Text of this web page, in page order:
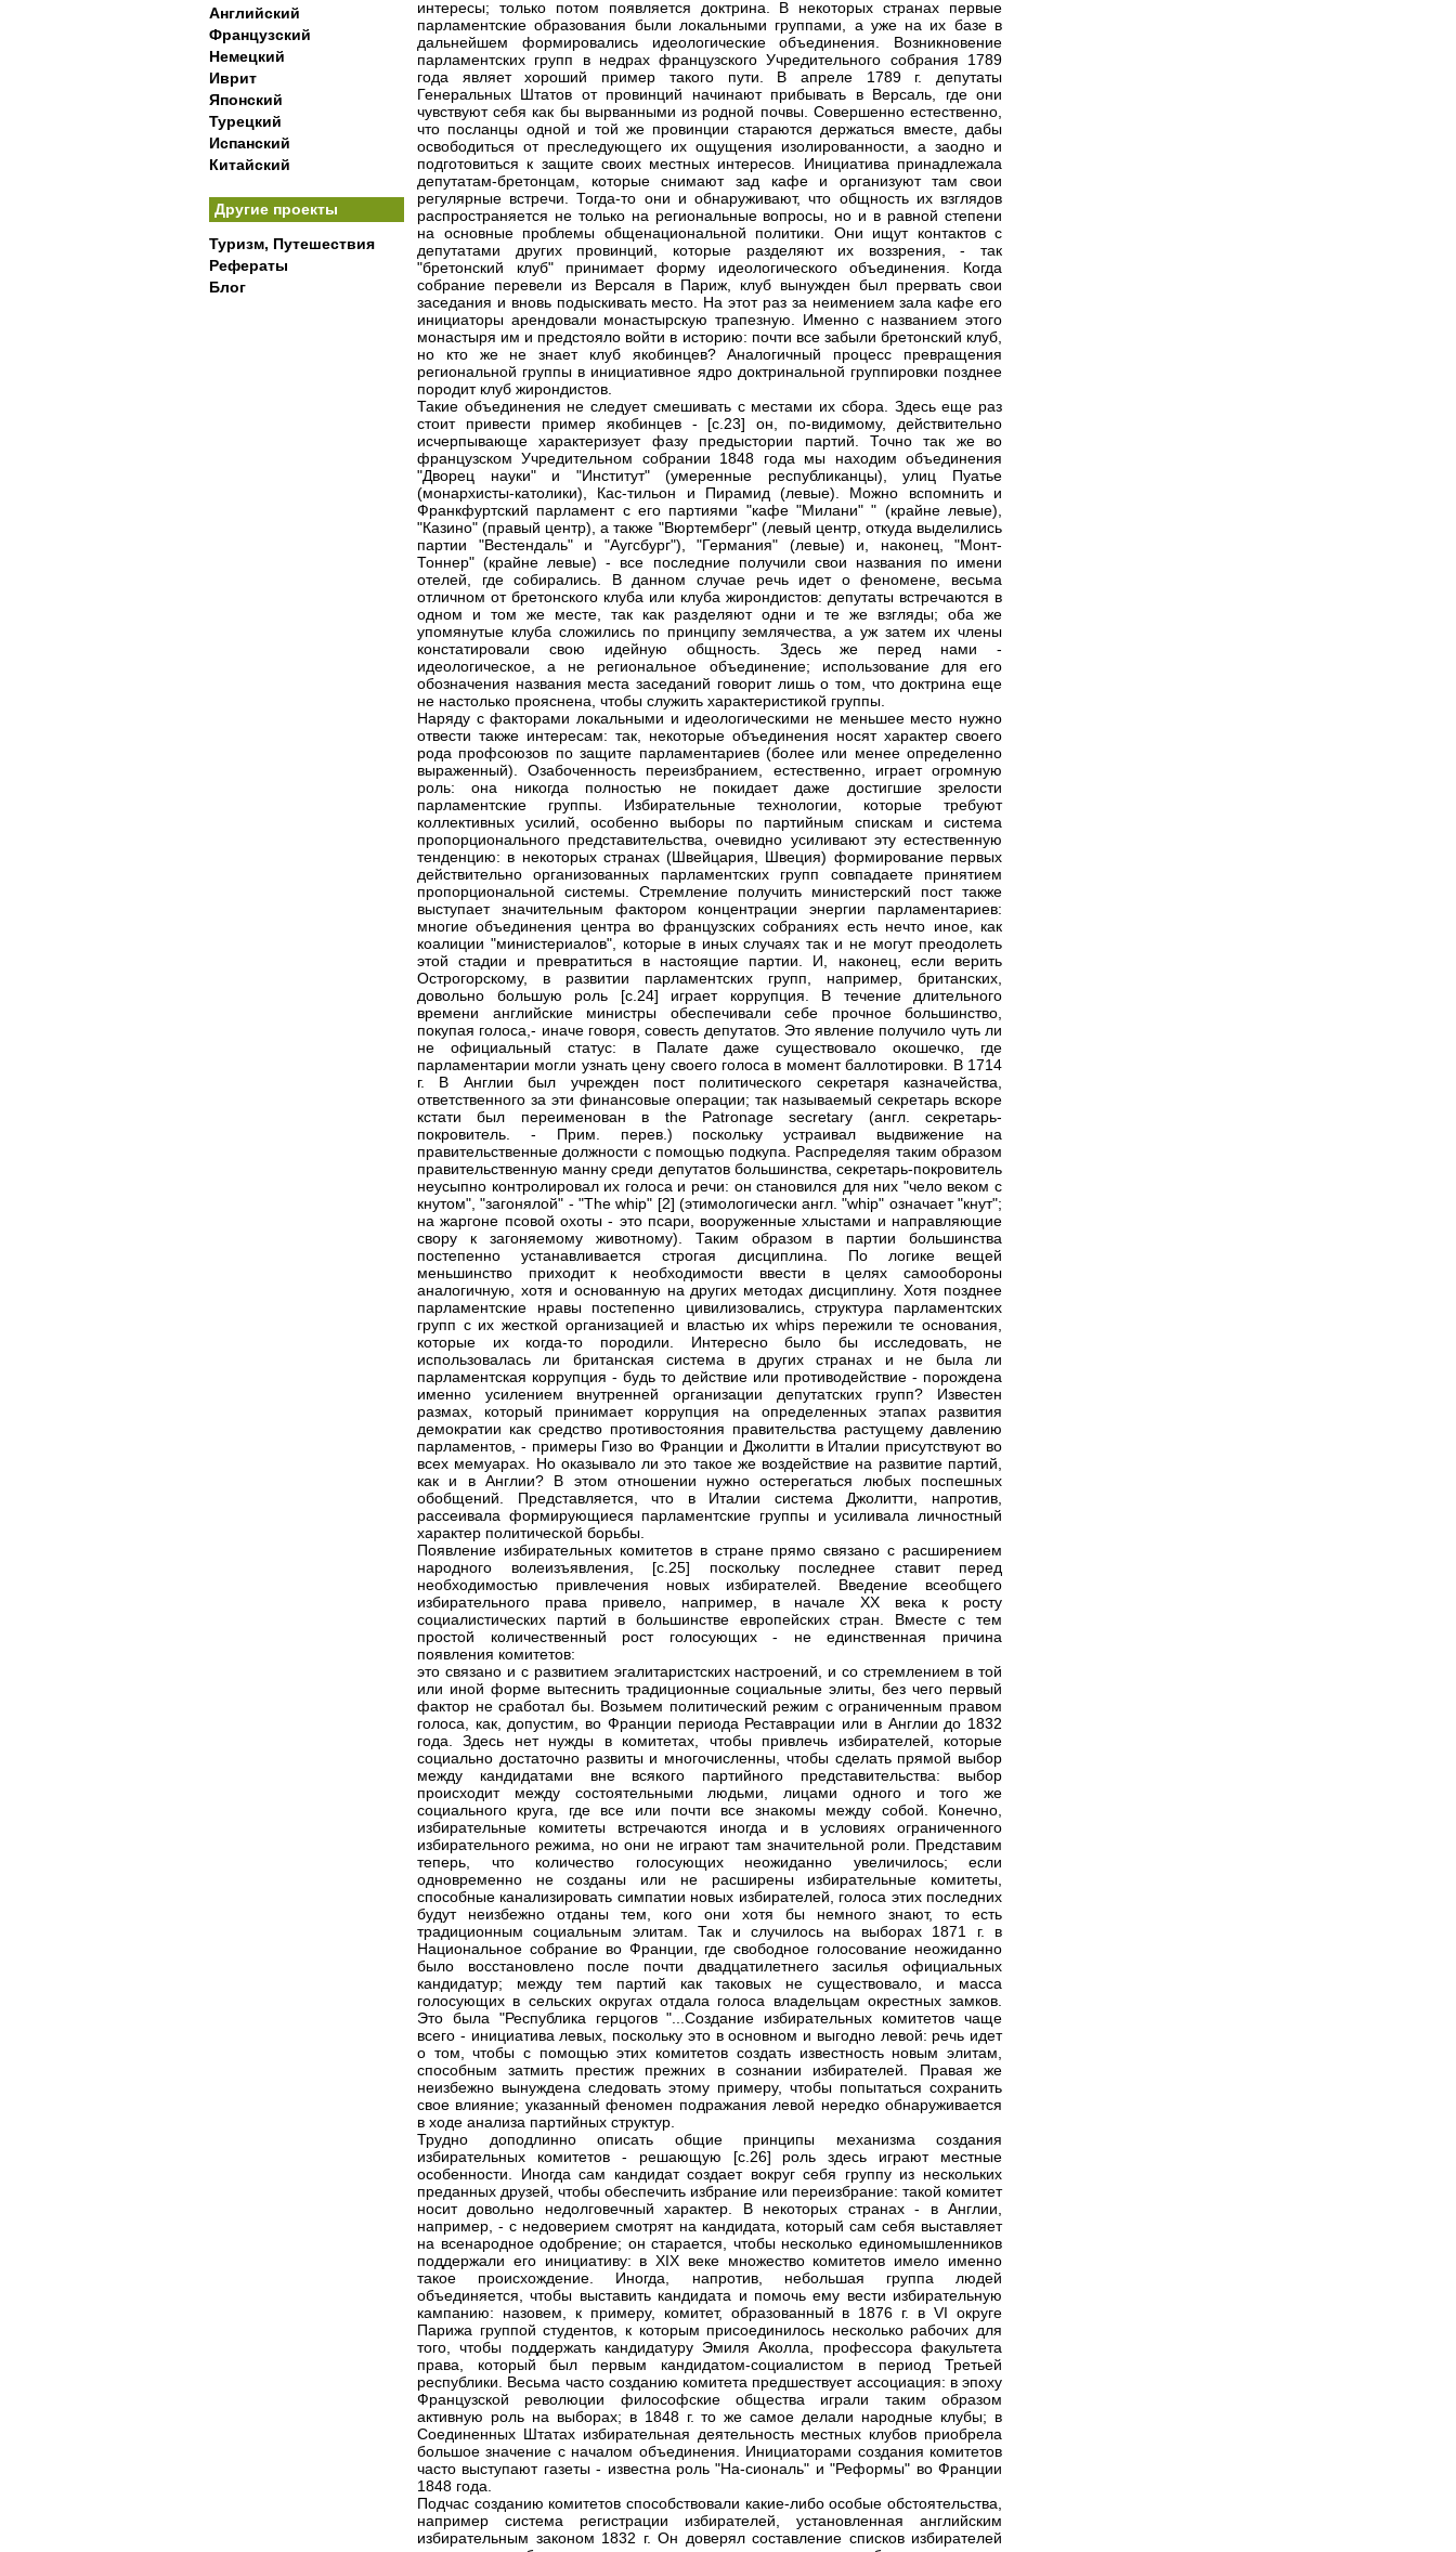
Английский
Французский
Немецкий
Иврит
Японский
Турецкий
Испанский
Китайский
Другие проекты
Туризм, Путешествия
Рефераты
Блог
интересы; только потом появляется доктрина. В некоторых странах первые
парламентские образования были локальными группами, а уже на их базе в
дальнейшем формировались идеологические объединения. Возникновение
парламентских групп в недрах французского Учредительного собрания 1789
года являет хороший пример такого пути. В апреле 1789 г. депутаты
Генеральных Штатов от провинций начинают прибывать в Версаль, где они
чувствуют себя как бы вырванными из родной почвы. Совершенно естественно,
что посланцы одной и той же провинции стараются держаться вместе, дабы
освободиться от преследующего их ощущения изолированности, а заодно и
подготовиться к защите своих местных интересов. Инициатива принадлежала
депутатам-бретонцам, которые снимают зад кафе и организуют там свои
регулярные встречи. Тогда-то они и обнаруживают, что общность их взглядов
распространяется не только на региональные вопросы, но и в равной степени
на основные проблемы общенациональной политики. Они ищут контактов с
депутатами других провинций, которые разделяют их воззрения, - так
"бретонский клуб" принимает форму идеологического объединения. Когда
собрание перевели из Версаля в Париж, клуб вынужден был прервать свои
заседания и вновь подыскивать место. На этот раз за неимением зала кафе его
инициаторы арендовали монастырскую трапезную. Именно с названием этого
монастыря им и предстояло войти в историю: почти все забыли бретонский клуб,
но кто же не знает клуб якобинцев? Аналогичный процесс превращения
региональной группы в инициативное ядро доктринальной группировки позднее
породит клуб жирондистов.
Такие объединения не следует смешивать с местами их сбора. Здесь еще раз
стоит привести пример якобинцев - [c.23] он, по-видимому, действительно
исчерпывающе характеризует фазу предыстории партий. Точно так же во
французском Учредительном собрании 1848 года мы находим объединения
"Дворец науки" и "Институт" (умеренные республиканцы), улиц Пуатье
(монархисты-католики), Кас-тильон и Пирамид (левые). Можно вспомнить и
Франкфуртский парламент с его партиями "кафе "Милани" " (крайне левые),
"Казино" (правый центр), а также "Вюртемберг" (левый центр, откуда выделились
партии "Вестендаль" и "Аугсбург"), "Германия" (левые) и, наконец, "Монт-
Тоннер" (крайне левые) - все последние получили свои названия по имени
отелей, где собирались. В данном случае речь идет о феномене, весьма
отличном от бретонского клуба или клуба жирондистов: депутаты встречаются в
одном и том же месте, так как разделяют одни и те же взгляды; оба же
упомянутые клуба сложились по принципу землячества, а уж затем их члены
констатировали свою идейную общность. Здесь же перед нами -
идеологическое, а не региональное объединение; использование для его
обозначения названия места заседаний говорит лишь о том, что доктрина еще
не настолько прояснена, чтобы служить характеристикой группы.
Наряду с факторами локальными и идеологическими не меньшее место нужно
отвести также интересам: так, некоторые объединения носят характер своего
рода профсоюзов по защите парламентариев (более или менее определенно
выраженный). Озабоченность переизбранием, естественно, играет огромную
роль: она никогда полностью не покидает даже достигшие зрелости
парламентские группы. Избирательные технологии, которые требуют
коллективных усилий, особенно выборы по партийным спискам и система
пропорционального представительства, очевидно усиливают эту естественную
тенденцию: в некоторых странах (Швейцария, Швеция) формирование первых
действительно организованных парламентских групп совпадаете принятием
пропорциональной системы. Стремление получить министерский пост также
выступает значительным фактором концентрации энергии парламентариев:
многие объединения центра во французских собраниях есть нечто иное, как
коалиции "министериалов", которые в иных случаях так и не могут преодолеть
этой стадии и превратиться в настоящие партии. И, наконец, если верить
Острогорскому, в развитии парламентских групп, например, британских,
довольно большую роль [c.24] играет коррупция. В течение длительного
времени английские министры обеспечивали себе прочное большинство,
покупая голоса,- иначе говоря, совесть депутатов. Это явление получило чуть ли
не официальный статус: в Палате даже существовало окошечко, где
парламентарии могли узнать цену своего голоса в момент баллотировки. В 1714
г. В Англии был учрежден пост политического секретаря казначейства,
ответственного за эти финансовые операции; так называемый секретарь вскоре
кстати был переименован в the Patronage seсretary (англ. секретарь-
покровитель. - Прим. перев.) поскольку устраивал выдвижение на
правительственные должности с помощью подкупа. Распределяя таким образом
правительственную манну среди депутатов большинства, секретарь-покровитель
неусыпно контролировал их голоса и речи: он становился для них "чело веком с
кнутом", "загонялой" - "The whip" [2] (этимологически англ. "whip" означает "кнут";
на жаргоне псовой охоты - это псари, вооруженные хлыстами и направляющие
свору к загоняемому животному). Таким образом в партии большинства
постепенно устанавливается строгая дисциплина. По логике вещей
меньшинство приходит к необходимости ввести в целях самообороны
аналогичную, хотя и основанную на других методах дисциплину. Хотя позднее
парламентские нравы постепенно цивилизовались, структура парламентских
групп с их жесткой организацией и властью их whips пережили те основания,
которые их когда-то породили. Интересно было бы исследовать, не
использовалась ли британская система в других странах и не была ли
парламентская коррупция - будь то действие или противодействие - порождена
именно усилением внутренней организации депутатских групп? Известен
размах, который принимает коррупция на определенных этапах развития
демократии как средство противостояния правительства растущему давлению
парламентов, - примеры Гизо во Франции и Джолитти в Италии присутствуют во
всех мемуарах. Но оказывало ли это такое же воздействие на развитие партий,
как и в Англии? В этом отношении нужно остерегаться любых поспешных
обобщений. Представляется, что в Италии система Джолитти, напротив,
рассеивала формирующиеся парламентские группы и усиливала личностный
характер политической борьбы.
Появление избирательных комитетов в стране прямо связано с расширением
народного волеизъявления, [c.25] поскольку последнее ставит перед
необходимостью привлечения новых избирателей. Введение всеобщего
избирательного права привело, например, в начале XX века к росту
социалистических партий в большинстве европейских стран. Вместе с тем
простой количественный рост голосующих - не единственная причина
появления комитетов:
это связано и с развитием эгалитаристских настроений, и со стремлением в той
или иной форме вытеснить традиционные социальные элиты, без чего первый
фактор не сработал бы. Возьмем политический режим с ограниченным правом
голоса, как, допустим, во Франции периода Реставрации или в Англии до 1832
года. Здесь нет нужды в комитетах, чтобы привлечь избирателей, которые
социально достаточно развиты и многочисленны, чтобы сделать прямой выбор
между кандидатами вне всякого партийного представительства: выбор
происходит между состоятельными людьми, лицами одного и того же
социального круга, где все или почти все знакомы между собой. Конечно,
избирательные комитеты встречаются иногда и в условиях ограниченного
избирательного режима, но они не играют там значительной роли. Представим
теперь, что количество голосующих неожиданно увеличилось; если
одновременно не созданы или не расширены избирательные комитеты,
способные канализировать симпатии новых избирателей, голоса этих последних
будут неизбежно отданы тем, кого они хотя бы немного знают, то есть
традиционным социальным элитам. Так и случилось на выборах 1871 г. в
Национальное собрание во Франции, где свободное голосование неожиданно
было восстановлено после почти двадцатилетнего засилья официальных
кандидатур; между тем партий как таковых не существовало, и масса
голосующих в сельских округах отдала голоса владельцам окрестных замков.
Это была "Республика герцогов "...Создание избирательных комитетов чаще
всего - инициатива левых, поскольку это в основном и выгодно левой: речь идет
о том, чтобы с помощью этих комитетов создать известность новым элитам,
способным затмить престиж прежних в сознании избирателей. Правая же
неизбежно вынуждена следовать этому примеру, чтобы попытаться сохранить
свое влияние; указанный феномен подражания левой нередко обнаруживается
в ходе анализа партийных структур.
Трудно доподлинно описать общие принципы механизма создания
избирательных комитетов - решающую [c.26] роль здесь играют местные
особенности. Иногда сам кандидат создает вокруг себя группу из нескольких
преданных друзей, чтобы обеспечить избрание или переизбрание: такой комитет
носит довольно недолговечный характер. В некоторых странах - в Англии,
например, - с недоверием смотрят на кандидата, который сам себя выставляет
на всенародное одобрение; он старается, чтобы несколько единомышленников
поддержали его инициативу: в XIX веке множество комитетов имело именно
такое происхождение. Иногда, напротив, небольшая группа людей
объединяется, чтобы выставить кандидата и помочь ему вести избирательную
кампанию: назовем, к примеру, комитет, образованный в 1876 г. в VI округе
Парижа группой студентов, к которым присоединилось несколько рабочих для
того, чтобы поддержать кандидатуру Эмиля Аколла, профессора факультета
права, который был первым кандидатом-социалистом в период Третьей
республики. Весьма часто созданию комитета предшествует ассоциация: в эпоху
Французской революции философские общества играли таким образом
активную роль на выборах; в 1848 г. то же самое делали народные клубы; в
Соединенных Штатах избирательная деятельность местных клубов приобрела
большое значение с началом объединения. Инициаторами создания комитетов
часто выступают газеты - известна роль "На-сиональ" и "Реформы" во Франции
1848 года.
Подчас созданию комитетов способствовали какие-либо особые обстоятельства,
например система регистрации избирателей, установленная английским
избирательным законом 1832 г. Он доверял составление списков избирателей